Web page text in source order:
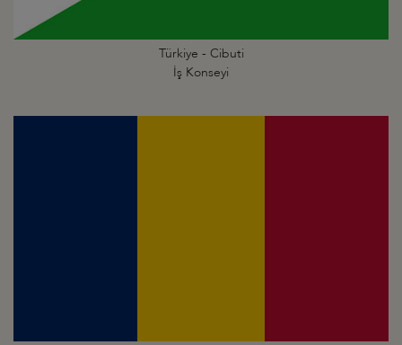
Türkiye - Cibuti
İş Konseyi